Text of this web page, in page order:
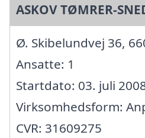
ASKOV TØMRER-
Ø. Skibelundvej 36,
Ansatte: 1
Startdato: 03. juli
Virksomhedsform:
CVR: 31609275